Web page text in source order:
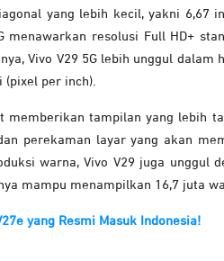
yang lebih kecil, yakni 6,67
menawarkan resolusi Full HD+
Vivo V29 5G lebih unggul dalam
per inch).
memberikan tampilan yang lebih
perekaman layar yang akan
warna, Vivo V29 juga unggul
mampu menampilkan 16,7 juta
yang Resmi Masuk Indonesia!